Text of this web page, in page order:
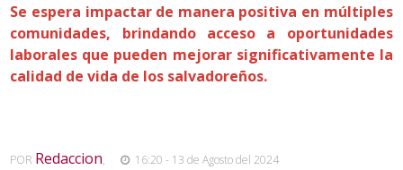
Se espera impactar de manera positiva en múltiples
comunidades, brindando acceso a oportunidades
laborales que pueden mejorar significativamente la
calidad de vida de los salvadoreños.
POR Redaccion, 16:20 - 13 de Agosto del 2024